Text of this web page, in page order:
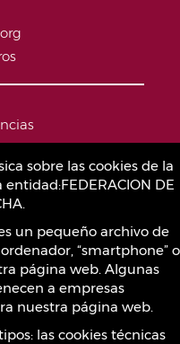
sobre las cookies de la
DE
un pequeño archivo de
“smartphone” o
página web. Algunas
a empresas
nuestra página web.
las cookies técnicas